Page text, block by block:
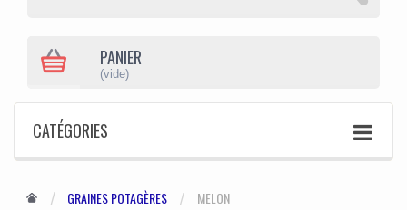
PANIER
(vide)
CATÉGORIES
GRAINES POTAGÈRES MELON